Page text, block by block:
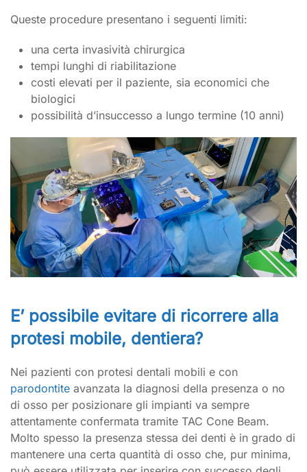
Queste procedure presentano i seguenti limiti:
una certa invasività chirurgica
tempi lunghi di riabilitazione
costi elevati per il paziente, sia economici che
biologici
possibilità d’insuccesso a lungo termine (10 anni)
E’ possibile evitare di ricorrere alla
protesi mobile, dentiera?
Nei pazienti con protesi dentali mobili e con
parodontite avanzata la diagnosi della presenza o no
di osso per posizionare gli impianti va sempre
attentamente confermata tramite TAC Cone Beam.
Molto spesso la presenza stessa dei denti è in grado di
mantenere una certa quantità di osso che, pur minima,